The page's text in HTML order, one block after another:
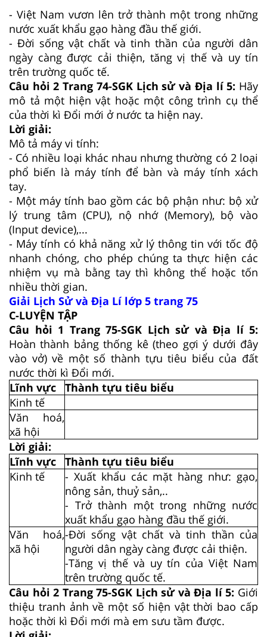
- Việt Nam vươn lên trở thành một trong những
nước xuất khẩu gạo hàng đầu thế giới.
- Đời sống vật chất và tinh thần của người dân
ngày càng được cải thiện, tăng vị thế và uy tín
trên trường quốc tế.
Câu hỏi 2 Trang 74-SGK Lịch sử và Địa lí 5: Hãy
mô tả một hiện vật hoặc một công trình cụ thể
của thời kì Đổi mới ở nước ta hiện nay.
Lời giải:
Mô tả máy vi tính:
- Có nhiều loại khác nhau nhưng thường có 2 loại
phổ biến là máy tính để bàn và máy tính xách
tay.
- Một máy tính bao gồm các bộ phận như: bộ xử
lý trung tâm (CPU), nộ nhớ (Memory), bộ vào
(Input device),...
- Máy tính có khả năng xử lý thông tin với tốc độ
nhanh chóng, cho phép chúng ta thực hiện các
nhiệm vụ mà bằng tay thì không thể hoặc tốn
nhiều thời gian.
Giải Lịch Sử và Địa Lí lớp 5 trang 75
C-LUYỆN TẬP
Câu hỏi 1 Trang 75-SGK Lịch sử và Địa lí 5:
Hoàn thành bảng thống kê (theo gợi ý dưới đây
vào vở) về một số thành tựu tiêu biểu của đất
nước thời kì Đổi mới.
Lĩnh vực
Thành tựu tiêu biểu
Kinh tế
Văn hoá,
xã hội
Lời giải:
Lĩnh vực
Thành tựu tiêu biểu
Kinh tế
- Xuất khẩu các mặt hàng như: gạo,
nông sản, thuỷ sản,..
- Trở thành một trong những nước
xuất khẩu gạo hàng đầu thế giới.
Văn hoá,
xã hội
-Đời sống vật chất và tinh thần của
người dân ngày càng được cải thiện.
-Tăng vị thế và uy tín của Việt Nam
trên trường quốc tế.
Câu hỏi 2 Trang 75-SGK Lịch sử và Địa lí 5: Giới
thiệu tranh ảnh về một số hiện vật thời bao cấp
hoặc thời kì Đổi mới mà em sưu tầm được.